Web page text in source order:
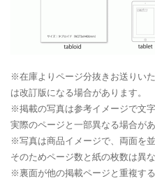
※在庫よりページ分抜きお送りい
は改訂版になる場合があります。
※掲載の写真は参考イメージで文
実際のページと一部異なる場合があ
※写真は商品イメージで、両面を
そのためページ数と紙の枚数は異
※裏面が他の掲載ページと重複する